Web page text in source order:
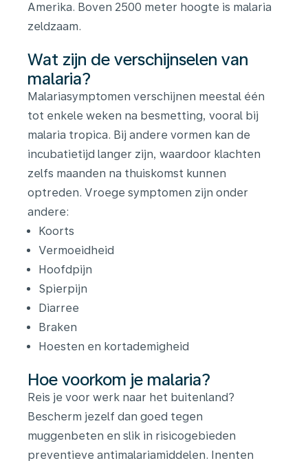
Amerika. Boven 2500 meter hoogte is malaria
zeldzaam.
Wat zijn de verschijnselen van
malaria?
Malariasymptomen verschijnen meestal één
tot enkele weken na besmetting, vooral bij
malaria tropica. Bij andere vormen kan de
incubatietijd langer zijn, waardoor klachten
zelfs maanden na thuiskomst kunnen
optreden. Vroege symptomen zijn onder
andere:
Koorts
Vermoeidheid
Hoofdpijn
Spierpijn
Diarree
Braken
Hoesten en kortademigheid
Hoe voorkom je malaria?
Reis je voor werk naar het buitenland?
Bescherm jezelf dan goed tegen
muggenbeten en slik in risicogebieden
preventieve antimalariamiddelen. Inenten